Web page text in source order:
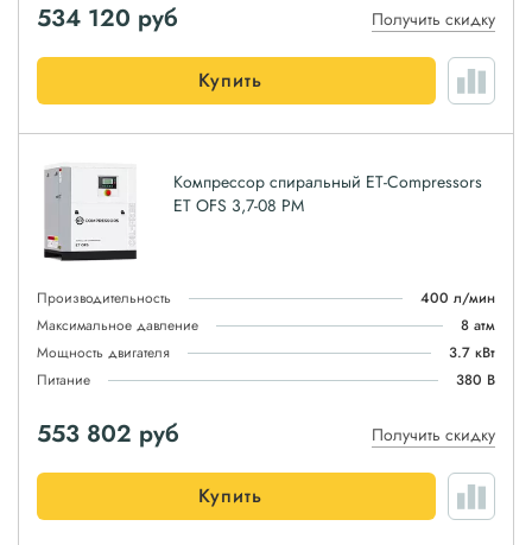
534 120 руб Получить скидку
Купить
Компрессор спиральный ET-Compressors
ET OFS 3,7-08 PM
Производительность
400 л/мин
Максимальное давление
8 атм
Мощность двигателя
3.7 кВт
Питание
380 В
553 802 руб Получить скидку
Купить